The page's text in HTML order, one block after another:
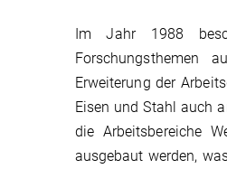
Im Jahr 1988
Forschungsthemen
Erweiterung der
Eisen und Stahl auch
die Arbeitsbereiche
ausgebaut werden,